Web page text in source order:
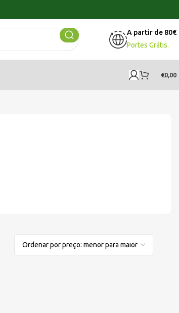
A partir de 80€
Portes Grátis.
€0,00